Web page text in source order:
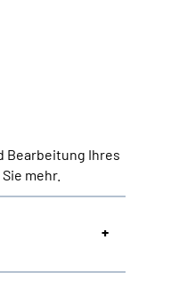
Bearbeitung Ihres
mehr.